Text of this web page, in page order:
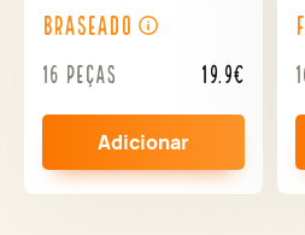
Braseado
16 peças 19.9€
Adicionar